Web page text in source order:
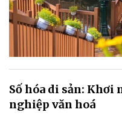
Số hóa di sản:
nghiệp văn hoá